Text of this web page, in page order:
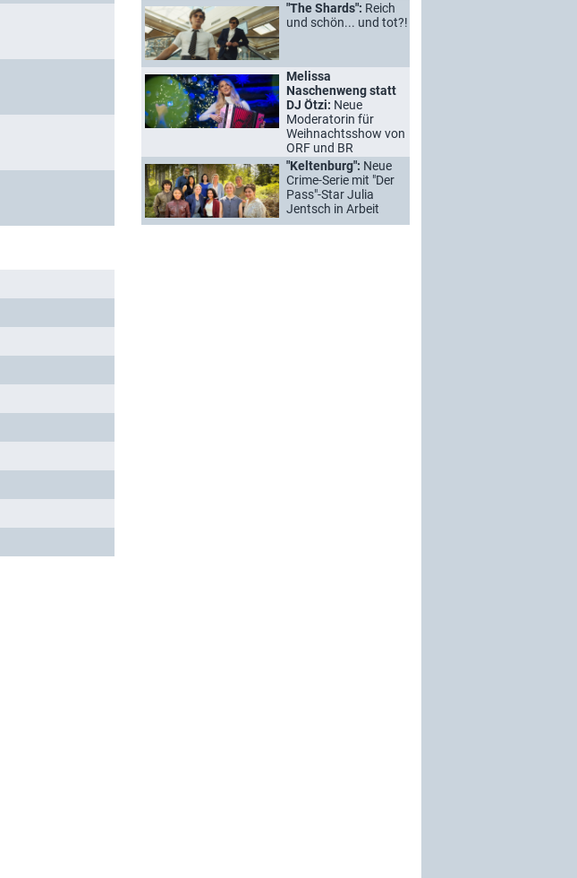
"The Shards": Reich
und schön... und tot?!
Melissa
Naschenweng statt
DJ Ötzi: Neue
Moderatorin für
Weihnachtsshow von
ORF und BR
"Keltenburg": Neue
Crime-Serie mit "Der
Pass"-Star Julia
Jentsch in Arbeit